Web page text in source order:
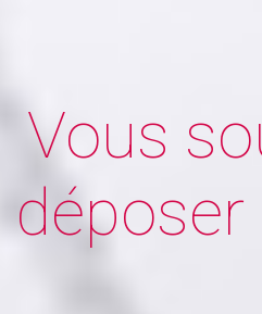
Vous
déposer